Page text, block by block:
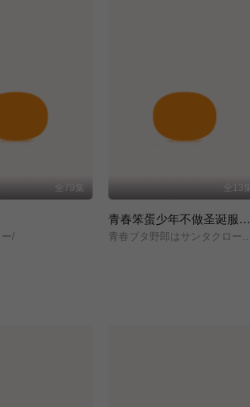
全79集
/
全13集
青春笨蛋少年不做圣诞服女郎的梦